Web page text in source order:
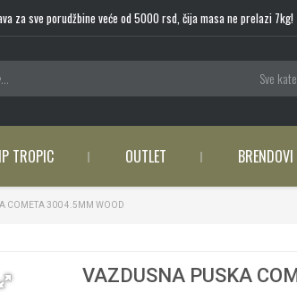
za sve porudžbine veće od 5000 rsd, čija masa ne prelazi 7kg!
Sve
TROPIC OUTLET BRENDOVI
COMETA 300 4.5MM WOOD
VAZDUSNA PUSKA